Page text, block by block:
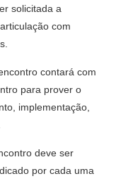
solicitada a
com
contará com
para prover o
implementação,
deve ser
por cada uma